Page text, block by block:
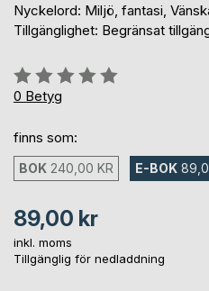
Nyckelord: Miljö, fantasi,
Tillgänglighet: Begränsat
Betyg::
0%
0 Betyg
finns som:
BOK 240,00 KR E-BOK
89,00 kr
inkl. moms
Tillgänglig för nedladdning